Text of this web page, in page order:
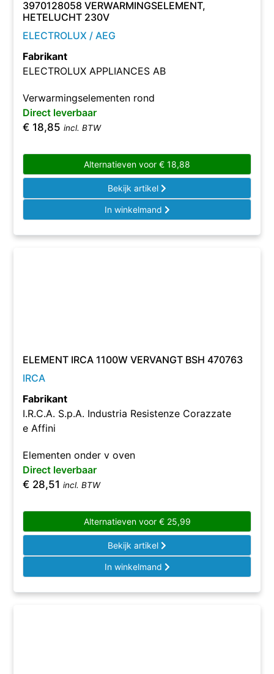
3970128058 VERWARMINGSELEMENT,
HETELUCHT 230V
ELECTROLUX / AEG
Fabrikant
ELECTROLUX APPLIANCES AB
Verwarmingselementen rond
Direct leverbaar
€ 18,85 incl. BTW
Alternatieven voor € 18,88
Bekijk artikel
In winkelmand
ELEMENT IRCA 1100W VERVANGT BSH 470763
IRCA
Fabrikant
I.R.C.A. S.p.A. Industria Resistenze Corazzate
e Affini
Elementen onder v oven
Direct leverbaar
€ 28,51 incl. BTW
Alternatieven voor €25,99
Bekijk artikel
In winkelmand